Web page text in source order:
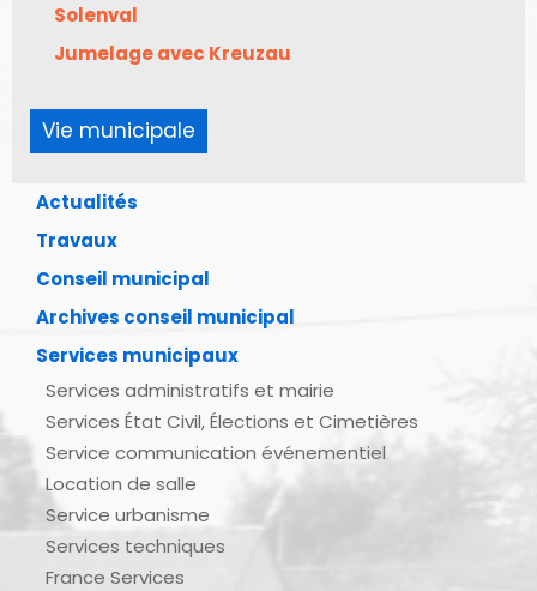
Solenval
Jumelage avec Kreuzau
Vie municipale
Actualités
Travaux
Conseil municipal
Archives conseil municipal
Services municipaux
Services administratifs et mairie
Services État Civil, Élections et Cimetières
Service communication événementiel
Location de salle
Service urbanisme
Services techniques
France Services